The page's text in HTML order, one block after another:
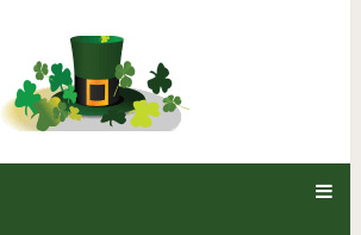
16 фотографий, которые
мейн-куны тоже